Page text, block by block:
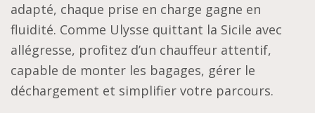
adapté, chaque prise en charge gagne en
fluidité. Comme Ulysse quittant la Sicile avec
allégresse, profitez d’un chauffeur attentif,
capable de monter les bagages, gérer le
déchargement et simplifier votre parcours.